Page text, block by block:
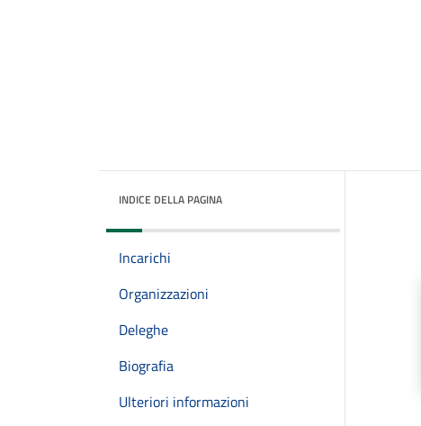
INDICE DELLA PAGINA
Incarichi
Organizzazioni
Deleghe
Biografia
Ulteriori informazioni